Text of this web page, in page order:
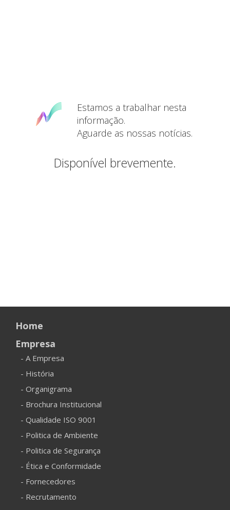
Estamos a trabalhar nesta
informação.
Aguarde as nossas notícias.
Disponível brevemente.
Home
Empresa
- A Empresa
- História
- Organigrama
- Brochura Institucional
- Qualidade ISO 9001
- Politica de Ambiente
- Politica de Segurança
- Ética e Conformidade
- Fornecedores
- Recrutamento